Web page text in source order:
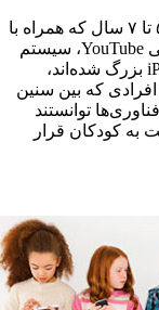
در پایان این بررسی مشخص شد کودکان بین ۵ تا ۷ سال که همراه با
فناوری‌هایی مانند سیستم پخش تصاویر ویدیویی YouTube،‌ سیستم
پخش فایل‌های صوتی Spotify و سیستم iPlayers بزرگ شده‌اند،
مقابل افرادی که بین سنین
فناوری‌ها توانستند
به کودکان قرار